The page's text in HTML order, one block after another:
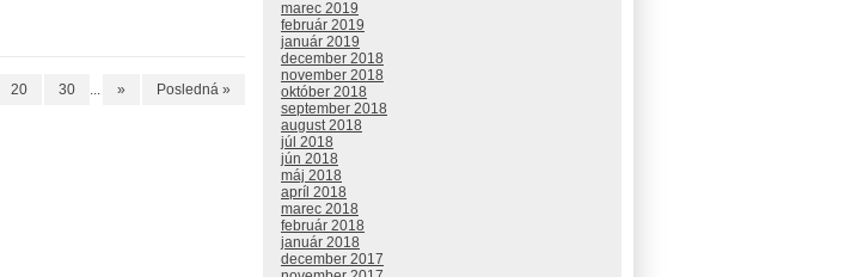
20 30 ... » Posledná »
marec 2019
február 2019
január 2019
december 2018
november 2018
október 2018
september 2018
august 2018
júl 2018
jún 2018
máj 2018
apríl 2018
marec 2018
február 2018
január 2018
december 2017